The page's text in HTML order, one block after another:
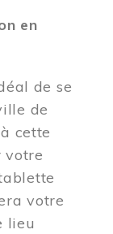
en
de se
de
cette
votre
votre
lieu